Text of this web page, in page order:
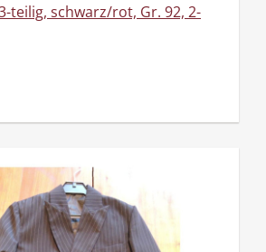
teilig, schwarz/rot, Gr. 92, 2-